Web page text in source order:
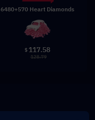
6480+570 Heart Diamonds
$ 117.58
128.79